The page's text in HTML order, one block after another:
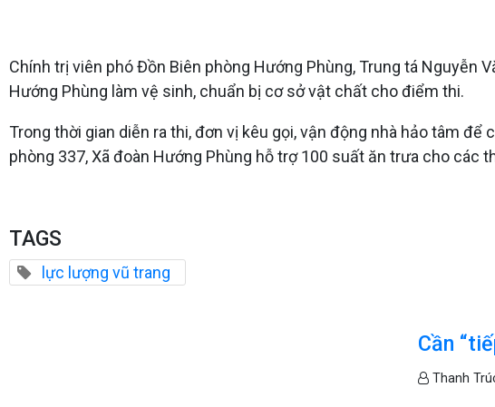
Chính trị viên phó Đồn Biên phòng Hướng Phùng, Trung tá Nguyễn
Hướng Phùng làm vệ sinh, chuẩn bị cơ sở vật chất cho điểm thi.
Trong thời gian diễn ra thi, đơn vị kêu gọi, vận động nhà hảo tâm
phòng 337, Xã đoàn Hướng Phùng hỗ trợ 100 suất ăn trưa cho các
TAGS
lực lượng vũ trang
Cần
Thanh